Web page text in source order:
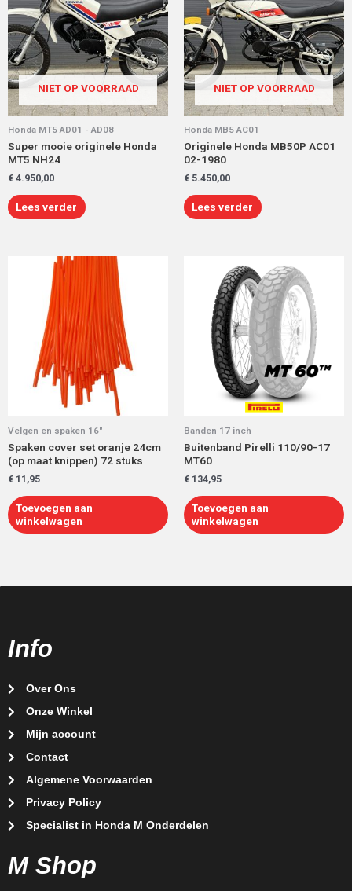
NIET OP VOORRAAD
Honda MT5 AD01 - AD08
Super mooie originele Honda
MT5 NH24
€ 4.950,00
Lees verder
NIET OP VOORRAAD
Honda MB5 AC01
Originele Honda MB50P AC01
02-1980
€ 5.450,00
Lees verder
Velgen en spaken 16"
Spaken cover set oranje 24cm
(op maat knippen) 72 stuks
€ 11,95
Toevoegen aan
winkelwagen
Banden 17 inch
Buitenband Pirelli 110/90-17
MT60
€ 134,95
Toevoegen aan
winkelwagen
Info
Over Ons
Onze Winkel
Mijn account
Contact
Algemene Voorwaarden
Privacy Policy
Specialist in Honda M Onderdelen
M Shop